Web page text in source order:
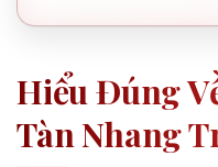
Hiểu Đúng
Tàn Nhang